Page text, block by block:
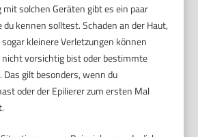
solchen Geräten gibt es ein paar
kennen solltest. Schaden an der Haut,
kleinere Verletzungen können
nicht vorsichtig bist oder bestimmte
gilt besonders, wenn du
oder der Epilierer zum ersten Mal